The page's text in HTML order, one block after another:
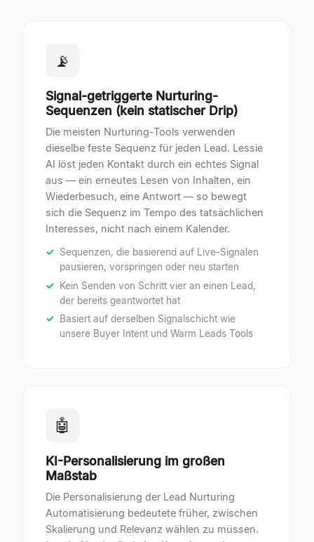
📡
Signal-getriggerte Nurturing-
Sequenzen (kein statischer Drip)
Die meisten Nurturing-Tools verwenden
dieselbe feste Sequenz für jeden Lead. Lessie
AI löst jeden Kontakt durch ein echtes Signal
aus — ein erneutes Lesen von Inhalten, ein
Wiederbesuch, eine Antwort — so bewegt
sich die Sequenz im Tempo des tatsächlichen
Interesses, nicht nach einem Kalender.
Sequenzen, die basierend auf Live-Signalen
pausieren, vorspringen oder neu starten
Kein Senden von Schritt vier an einen Lead,
der bereits geantwortet hat
Basiert auf derselben Signalschicht wie
unsere Buyer Intent und Warm Leads Tools
🤖
KI-Personalisierung im großen
Maßstab
Die Personalisierung der Lead Nurturing
Automatisierung bedeutete früher, zwischen
Skalierung und Relevanz wählen zu müssen.